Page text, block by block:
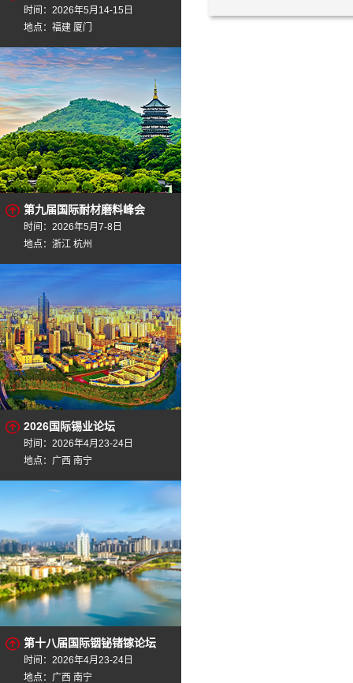
时间：2026年5月14-15日
地点：福建 厦门
第九届国际耐材磨料峰会
时间：2026年5月7-8日
地点：浙江 杭州
2026国际锡业论坛
时间：2026年4月23-24日
地点：广西 南宁
第十八届国际铟铋锗镓论坛
时间：2026年4月23-24日
地点：广西 南宁